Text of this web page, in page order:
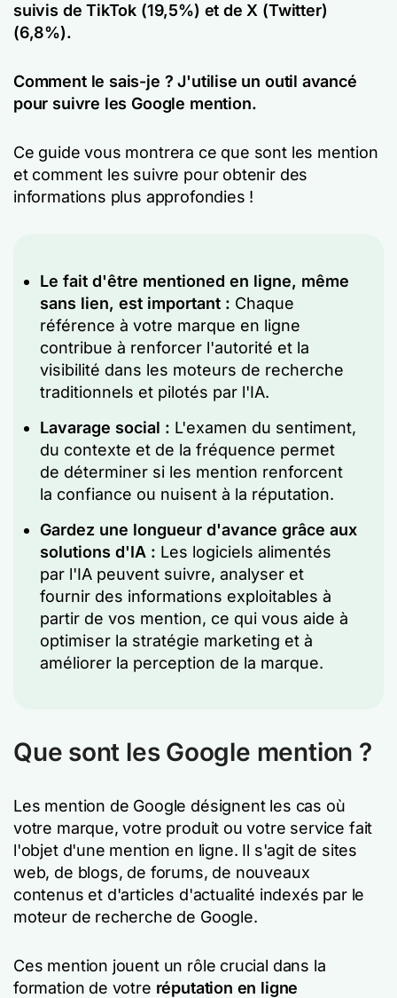
suivis de TikTok (19,5%) et de X (Twitter)
(6,8%).
Comment le sais-je ? J'utilise un outil avancé
pour suivre les Google mention.
Ce guide vous montrera ce que sont les mention
et comment les suivre pour obtenir des
informations plus approfondies !
Le fait d'être mentioned en ligne, même
sans lien, est important : Chaque
référence à votre marque en ligne
contribue à renforcer l'autorité et la
visibilité dans les moteurs de recherche
traditionnels et pilotés par l'IA.
Lavarage social : L'examen du sentiment,
du contexte et de la fréquence permet
de déterminer si les mention renforcent
la confiance ou nuisent à la réputation.
Gardez une longueur d'avance grâce aux
solutions d'IA : Les logiciels alimentés
par l'IA peuvent suivre, analyser et
fournir des informations exploitables à
partir de vos mention, ce qui vous aide à
optimiser la stratégie marketing et à
améliorer la perception de la marque.
Que sont les Google mention ?
Les mention de Google désignent les cas où
votre marque, votre produit ou votre service fait
l'objet d'une mention en ligne. Il s'agit de sites
web, de blogs, de forums, de nouveaux
contenus et d'articles d'actualité indexés par le
moteur de recherche de Google.
Ces mention jouent un rôle crucial dans la
formation de votre réputation en ligne